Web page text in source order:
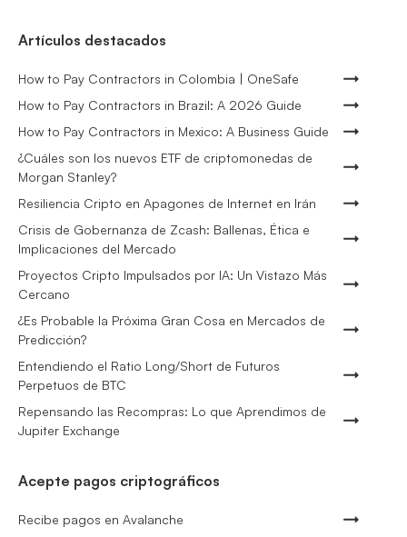
Artículos destacados
How to Pay Contractors in Colombia | OneSafe
How to Pay Contractors in Brazil: A 2026 Guide
How to Pay Contractors in Mexico: A Business Guide
¿Cuáles son los nuevos ETF de criptomonedas de
Morgan Stanley?
Resiliencia Cripto en Apagones de Internet en Irán
Crisis de Gobernanza de Zcash: Ballenas, Ética e
Implicaciones del Mercado
Proyectos Cripto Impulsados por IA: Un Vistazo Más
Cercano
¿Es Probable la Próxima Gran Cosa en Mercados de
Predicción?
Entendiendo el Ratio Long/Short de Futuros
Perpetuos de BTC
Repensando las Recompras: Lo que Aprendimos de
Jupiter Exchange
Acepte pagos criptográficos
Recibe pagos en Avalanche